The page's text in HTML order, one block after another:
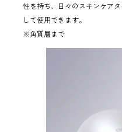
性を持ち、日々のスキンケア
して使用できます。
※角質層まで